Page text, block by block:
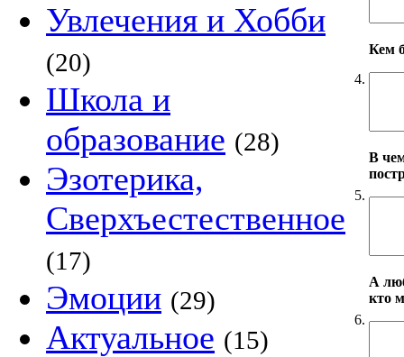
Увлечения и Хобби
(20)
Школа и
образование (28)
Эзотерика,
Сверхъестественное
(17)
Эмоции (29)
Актуальное (15)
4.
Кем
5.
В
6.
А
кто